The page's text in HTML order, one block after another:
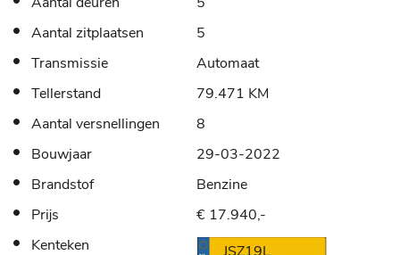
Aantal zitplaatsen
5
Transmissie
Automaat
Tellerstand
79.471 KM
Aantal versnellingen
8
Bouwjaar
29-03-2022
Brandstof
Benzine
Prijs
€ 17.940,-
Kenteken
JSZ19L